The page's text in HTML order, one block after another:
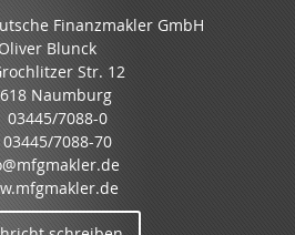
Finanzmakler GmbH
Blunck
Str. 12
Naumburg
03445/7088-0
03445/7088-70